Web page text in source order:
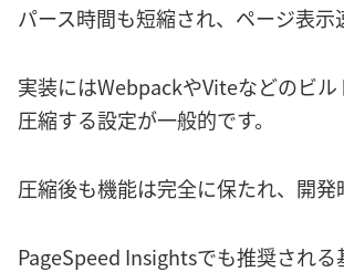
パース時間も短縮され、ページ表
実装にはWebpackやViteなどのビ
圧縮する設定が一般的です。
圧縮後も機能は完全に保たれ、開
PageSpeed Insightsでも推奨され